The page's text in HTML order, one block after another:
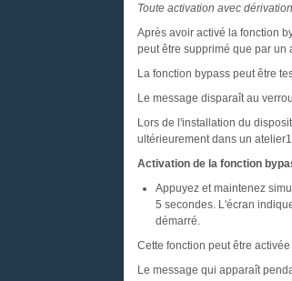
Toute activation avec
Après avoir activé la fonction
peut être supprimé que par un
La fonction bypass peut être
Le message disparaît au
Lors de l'installation du
ultérieurement dans un
Activation de la fonction
Appuyez et maintenez
5 secondes. L'écran
démarré.
Cette fonction peut être
Le message qui apparaît